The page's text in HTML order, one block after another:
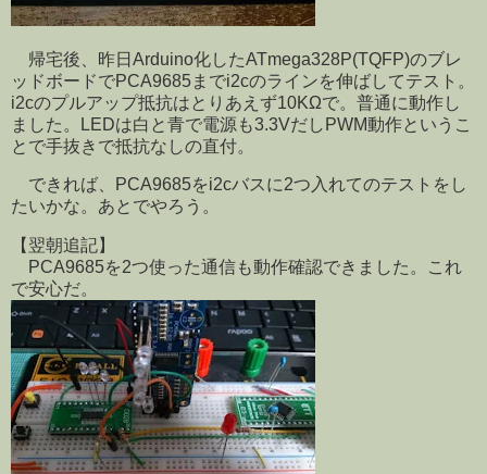
帰宅後、昨日Arduino化したATmega328P(TQFP)のブレ
ッドボードでPCA9685までi2cのラインを伸ばしてテスト。
i2cのプルアップ抵抗はとりあえず10KΩで。普通に動作し
ました。LEDは白と青で電源も3.3VだしPWM動作というこ
とで手抜きで抵抗なしの直付。
できれば、PCA9685をi2cバスに2つ入れてのテストをし
たいかな。あとでやろう。
【翌朝追記】
PCA9685を2つ使った通信も動作確認できました。これ
で安心だ。